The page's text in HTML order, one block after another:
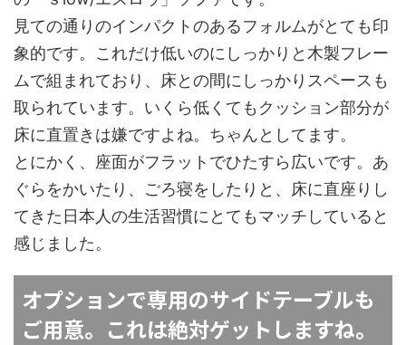
見ての通りのインパクトのあるフォルムがとても印
象的です。これだけ低いのにしっかりと木製フレー
ムで組まれており、床との間にしっかりスペースも
取られています。いくら低くてもクッション部分が
床に直置きは嫌ですよね。ちゃんとしてます。
とにかく、座面がフラットでひたすら広いです。あ
ぐらをかいたり、ごろ寝をしたりと、床に直座りし
てきた日本人の生活習慣にとてもマッチしていると
感じました。
オプションで専用のサイドテーブルも
ご用意。これは絶対ゲットしますね。